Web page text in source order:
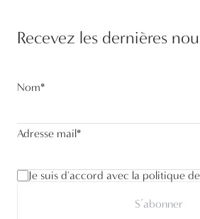
Recevez les dernières
Nom*
Adresse mail*
Je suis d'accord avec la politique
S’abonner